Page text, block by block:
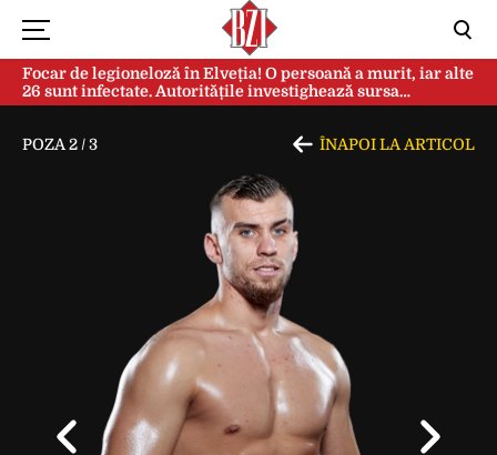
Focar de legioneloză în Elveția! O persoană a murit, iar alte
26 sunt infectate. Autoritățile investighează sursa
contaminării
POZA 2 /3 ÎNAPOI LA ARTICOL